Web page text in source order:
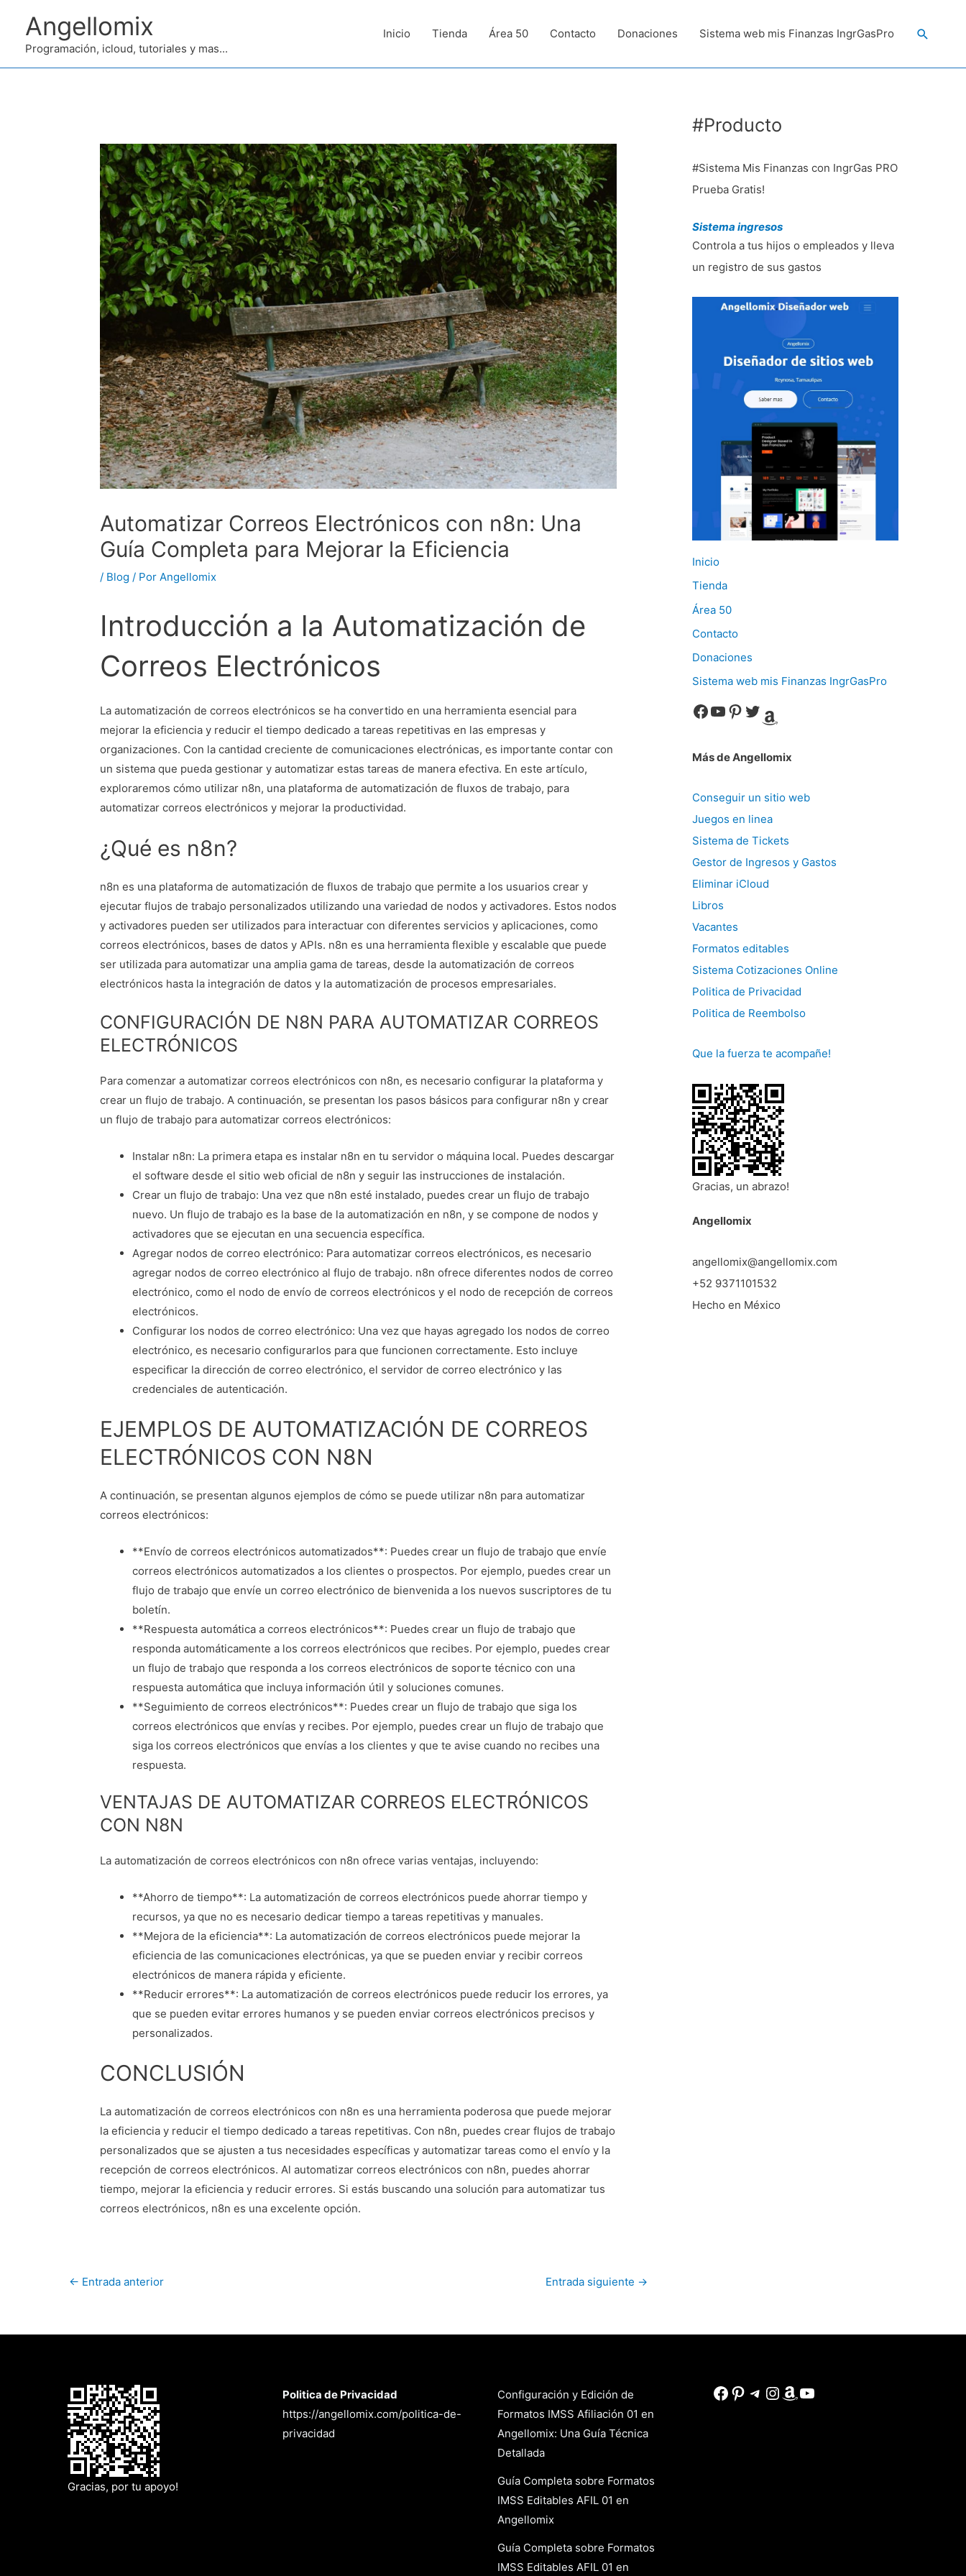
contenido
Angellomix
Programación, icloud, tutoriales y mas...
Inicio Tienda Área 50 Contacto Donaciones Sistema web mis Finanzas IngrGasPro Buscar
Automatizar Correos Electrónicos con n8n: Una
Guía Completa para Mejorar la Eficiencia
/ Blog / Por Angellomix
Introducción a la Automatización de
Correos Electrónicos
La automatización de correos electrónicos se ha convertido en una herramienta esencial para
mejorar la eficiencia y reducir el tiempo dedicado a tareas repetitivas en las empresas y
organizaciones. Con la cantidad creciente de comunicaciones electrónicas, es importante contar con
un sistema que pueda gestionar y automatizar estas tareas de manera efectiva. En este artículo,
exploraremos cómo utilizar n8n, una plataforma de automatización de fluxos de trabajo, para
automatizar correos electrónicos y mejorar la productividad.
¿Qué es n8n?
n8n es una plataforma de automatización de fluxos de trabajo que permite a los usuarios crear y
ejecutar flujos de trabajo personalizados utilizando una variedad de nodos y activadores. Estos nodos
y activadores pueden ser utilizados para interactuar con diferentes servicios y aplicaciones, como
correos electrónicos, bases de datos y APIs. n8n es una herramienta flexible y escalable que puede
ser utilizada para automatizar una amplia gama de tareas, desde la automatización de correos
electrónicos hasta la integración de datos y la automatización de procesos empresariales.
CONFIGURACIÓN DE N8N PARA AUTOMATIZAR CORREOS
ELECTRÓNICOS
Para comenzar a automatizar correos electrónicos con n8n, es necesario configurar la plataforma y
crear un flujo de trabajo. A continuación, se presentan los pasos básicos para configurar n8n y crear
un flujo de trabajo para automatizar correos electrónicos:
Instalar n8n: La primera etapa es instalar n8n en tu servidor o máquina local. Puedes descargar
el software desde el sitio web oficial de n8n y seguir las instrucciones de instalación.
Crear un flujo de trabajo: Una vez que n8n esté instalado, puedes crear un flujo de trabajo
nuevo. Un flujo de trabajo es la base de la automatización en n8n, y se compone de nodos y
activadores que se ejecutan en una secuencia específica.
Agregar nodos de correo electrónico: Para automatizar correos electrónicos, es necesario
agregar nodos de correo electrónico al flujo de trabajo. n8n ofrece diferentes nodos de correo
electrónico, como el nodo de envío de correos electrónicos y el nodo de recepción de correos
electrónicos.
Configurar los nodos de correo electrónico: Una vez que hayas agregado los nodos de correo
electrónico, es necesario configurarlos para que funcionen correctamente. Esto incluye
especificar la dirección de correo electrónico, el servidor de correo electrónico y las
credenciales de autenticación.
EJEMPLOS DE AUTOMATIZACIÓN DE CORREOS
ELECTRÓNICOS CON N8N
A continuación, se presentan algunos ejemplos de cómo se puede utilizar n8n para automatizar
correos electrónicos:
**Envío de correos electrónicos automatizados**: Puedes crear un flujo de trabajo que envíe
correos electrónicos automatizados a los clientes o prospectos. Por ejemplo, puedes crear un
flujo de trabajo que envíe un correo electrónico de bienvenida a los nuevos suscriptores de tu
boletín.
**Respuesta automática a correos electrónicos**: Puedes crear un flujo de trabajo que
responda automáticamente a los correos electrónicos que recibes. Por ejemplo, puedes crear
un flujo de trabajo que responda a los correos electrónicos de soporte técnico con una
respuesta automática que incluya información útil y soluciones comunes.
**Seguimiento de correos electrónicos**: Puedes crear un flujo de trabajo que siga los
correos electrónicos que envías y recibes. Por ejemplo, puedes crear un flujo de trabajo que
siga los correos electrónicos que envías a los clientes y que te avise cuando no recibes una
respuesta.
VENTAJAS DE AUTOMATIZAR CORREOS ELECTRÓNICOS
CON N8N
La automatización de correos electrónicos con n8n ofrece varias ventajas, incluyendo:
**Ahorro de tiempo**: La automatización de correos electrónicos puede ahorrar tiempo y
recursos, ya que no es necesario dedicar tiempo a tareas repetitivas y manuales.
**Mejora de la eficiencia**: La automatización de correos electrónicos puede mejorar la
eficiencia de las comunicaciones electrónicas, ya que se pueden enviar y recibir correos
electrónicos de manera rápida y eficiente.
**Reducir errores**: La automatización de correos electrónicos puede reducir los errores, ya
que se pueden evitar errores humanos y se pueden enviar correos electrónicos precisos y
personalizados.
CONCLUSIÓN
La automatización de correos electrónicos con n8n es una herramienta poderosa que puede mejorar
la eficiencia y reducir el tiempo dedicado a tareas repetitivas. Con n8n, puedes crear flujos de trabajo
personalizados que se ajusten a tus necesidades específicas y automatizar tareas como el envío y la
recepción de correos electrónicos. Al automatizar correos electrónicos con n8n, puedes ahorrar
tiempo, mejorar la eficiencia y reducir errores. Si estás buscando una solución para automatizar tus
correos electrónicos, n8n es una excelente opción.
← Entrada anterior Entrada siguiente →
#Producto
#Sistema Mis Finanzas con IngrGas PRO
Prueba Gratis!
Sistema ingresos
Controla a tus hijos o empleados y lleva
un registro de sus gastos
Inicio
Tienda
Área 50
Contacto
Donaciones
Sistema web mis Finanzas IngrGasPro
Facebook YouTube Pinterest Twitter Amazon
Más de Angellomix
Conseguir un sitio web
Juegos en linea
Sistema de Tickets
Gestor de Ingresos y Gastos
Eliminar iCloud
Libros
Vacantes
Formatos editables
Sistema Cotizaciones Online
Politica de Privacidad
Politica de Reembolso
Que la fuerza te acompañe!
Gracias, un abrazo!
Angellomix
angellomix@angellomix.com
+52 9371101532
Hecho en México
Gracias, por tu apoyo!
Politica de Privacidad
https://angellomix.com/politica-de-
privacidad
Configuración y Edición de
Formatos IMSS Afiliación 01 en
Angellomix: Una Guía Técnica
Detallada
Guía Completa sobre Formatos
IMSS Editables AFIL 01 en
Angellomix
Guía Completa sobre Formatos
IMSS Editables AFIL 01 en
Facebook
Pinterest
Telegram
Instagram
Amazon
YouTube